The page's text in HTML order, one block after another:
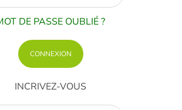
DE PASSE OUBLIÉ ?
INCRIVEZ-VOUS